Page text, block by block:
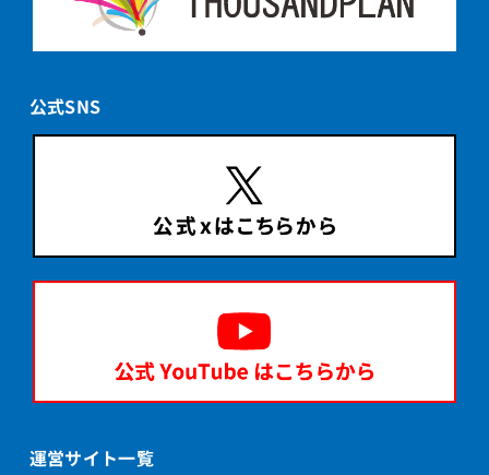
公式SNS
運営サイト一覧